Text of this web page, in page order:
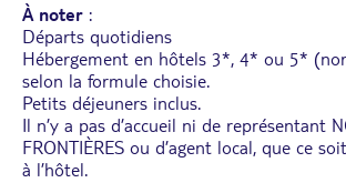
À noter :
Départs quotidiens
Hébergement en hôtels 3*, 4* ou 5*
selon la formule choisie.
Petits déjeuners inclus.
Il n’y a pas d’accueil ni de représentant
FRONTIÈRES ou d’agent local, que ce
à l’hôtel.